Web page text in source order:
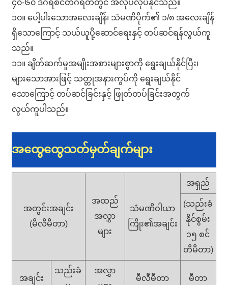
၄၀-၆၀ ဒီဂရီစင်တီဂရိတ်တွင် အလုပ်လုပ်နိုင်သည်။
၁၀။ ပေါ့ပါးသောအလေးချိန်၊ သံမဏိပိုက်၏ ၁/၈ အလေးချိန်
ရှိသောကြောင့် သယ်ယူပို့ဆောင်ရေးနှင့် တပ်ဆင်ရန်လွယ်ကူ
သည်။
၁၁။ ချိတ်ဆက်မှုအမျိုးအစားများစွာကို ရွေးချယ်နိုင်ပြီး၊
များသောအားဖြင့် သတ္တုအနားကွပ်ကို ရွေးချယ်နိုင်
သောကြောင့် တပ်ဆင်ခြင်းနှင့် ဖြုတ်တပ်ခြင်းအတွက်
လွယ်ကူပါသည်။
အထွေထွေသတ်မှတ်ချက်များ
အတွင်းအချင်း
(မီလီမီတာ)
အထည်
အလွှာ
များ
သံမဏိဝါယာ
ကြိုး၏အချင်း
အရှည်
(သည်းခံ
နိုင်စွမ်း
၁၅ စင်
တီမီတာ)
အချင်း
သည်းခံ
အလွှာ
မီလီမီတာ မီတာ